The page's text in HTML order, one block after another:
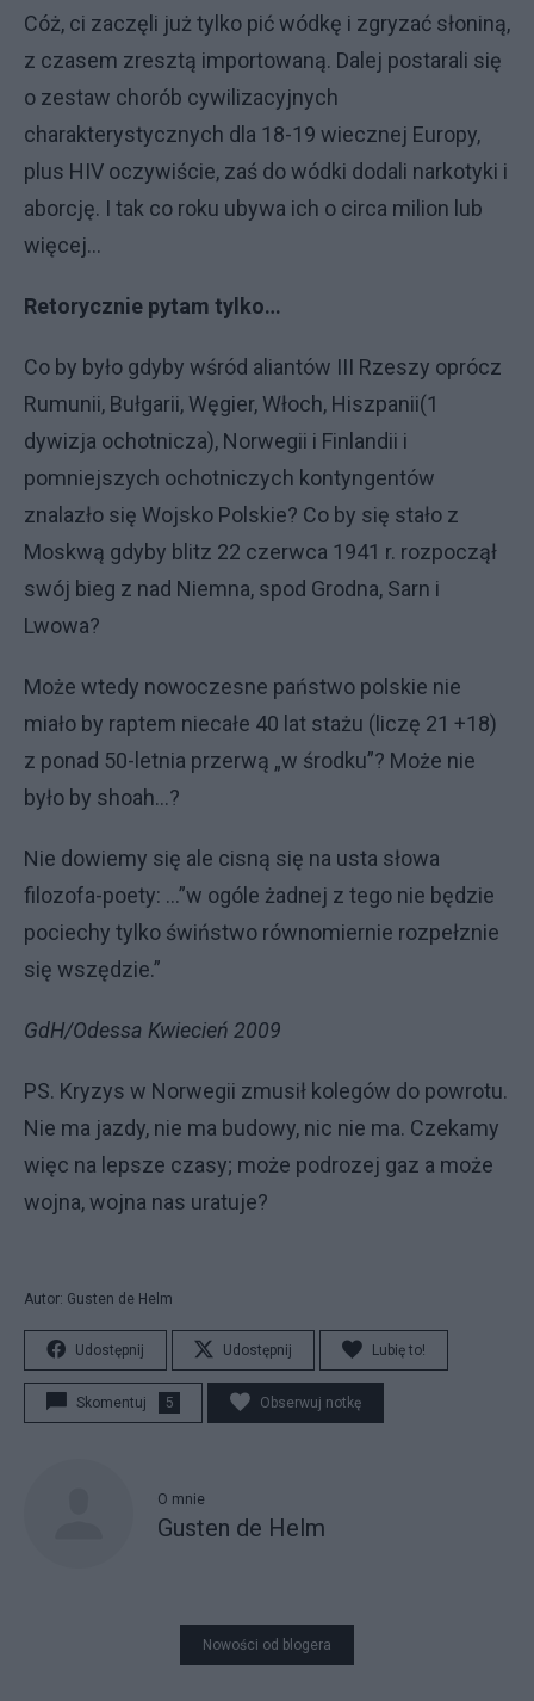
Cóż, ci zaczęli już tylko pić wódkę i zgryzać słoniną,
z czasem zresztą importowaną. Dalej postarali się
o zestaw chorób cywilizacyjnych
charakterystycznych dla 18-19 wiecznej Europy,
plus HIV oczywiście, zaś do wódki dodali narkotyki i
aborcję. I tak co roku ubywa ich o circa milion lub
więcej…
Retorycznie pytam tylko…
Co by było gdyby wśród aliantów III Rzeszy oprócz
Rumunii, Bułgarii, Węgier, Włoch, Hiszpanii(1
dywizja ochotnicza), Norwegii i Finlandii i
pomniejszych ochotniczych kontyngentów
znalazło się Wojsko Polskie? Co by się stało z
Moskwą gdyby blitz 22 czerwca 1941 r. rozpoczął
swój bieg z nad Niemna, spod Grodna, Sarn i
Lwowa?
Może wtedy nowoczesne państwo polskie nie
miało by raptem niecałe 40 lat stażu (liczę 21 +18)
z ponad 50-letnia przerwą „w środku”? Może nie
było by shoah…?
Nie dowiemy się ale cisną się na usta słowa
filozofa-poety: …”w ogóle żadnej z tego nie będzie
pociechy tylko świństwo równomiernie rozpełznie
się wszędzie.”
GdH/Odessa Kwiecień 2009
PS. Kryzys w Norwegii zmusił kolegów do powrotu.
Nie ma jazdy, nie ma budowy, nic nie ma. Czekamy
więc na lepsze czasy; może podrozej gaz a może
wojna, wojna nas uratuje?
Autor: Gusten de Helm
Udostępnij Udostępnij Lubię to!
Skomentuj 5 Obserwuj notkę
O mnie
Gusten de Helm
Nowości od blogera